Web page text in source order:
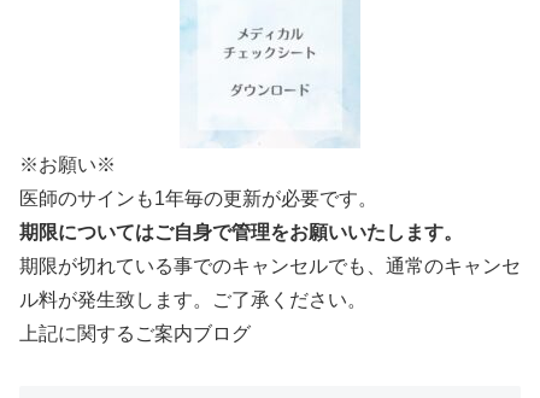
※お願い※
医師のサインも1年毎の更新が必要です。
期限についてはご自身で管理をお願いいたします。
期限が切れている事でのキャンセルでも、通常のキャンセ
ル料が発生致します。ご了承ください。
上記に関するご案内ブログ